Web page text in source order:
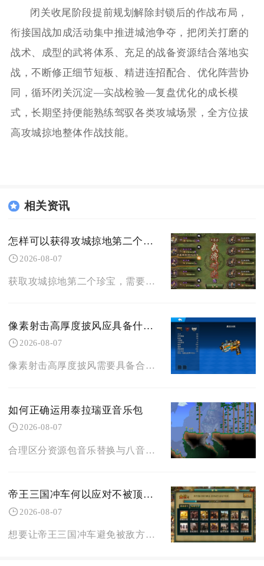
闭关收尾阶段提前规划解除封锁后的作战布局，
衔接国战加成活动集中推进城池争夺，把闭关打磨的
战术、成型的武将体系、充足的战备资源结合落地实
战，不断修正细节短板、精进连招配合、优化阵营协
同，循环闭关沉淀—实战检验—复盘优化的成长模
式，长期坚持便能熟练驾驭各类攻城场景，全方位拔
高攻城掠地整体作战技能。
相关资讯
怎样可以获得攻城掠地第二个珍宝
2026-08-07
获取攻城掠地第二个珍宝，需要先完整修复第一件珍宝，再持续参与丝绸之路积攒二珍宝全套部件碎片
像素射击高厚度披风应具备什么样的设计元素
2026-08-07
像素射击高厚度披风需要具备合理的分层像素结构、收敛式外轮廓、低干扰纹理分区、适配对战的色彩
如何正确运用泰拉瑞亚音乐包
2026-08-07
合理区分资源包音乐替换与八音盒录制播放两套体系、规范文件部署路径、搭配场景灵活切换播放方式
帝王三国冲车何以应对不被顶翻的挑战
2026-08-07
想要让帝王三国冲车避免被敌方部队顶翻，核心思路是构建多层封锁阵线切断近战单位贴脸路径，配合